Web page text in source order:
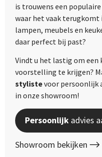
is trouwens een
waar het vaak terugkomt
lampen, meubels en
daar perfect bij past?
Vindt u het lastig om een
voorstelling te krijgen?
stylistevoor persoonlijk
in onze showroom!
Persoonlijk advies
Showroom bekijken